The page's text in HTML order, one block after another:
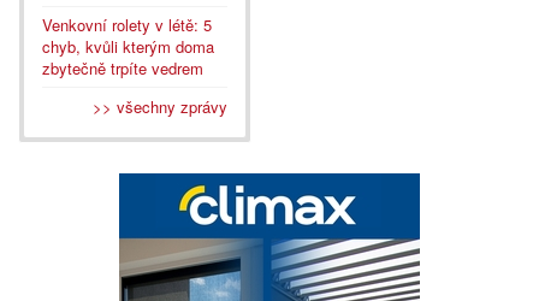
Venkovní rolety v létě: 5
chyb, kvůli kterým doma
zbytečně trpíte vedrem
>> všechny zprávy